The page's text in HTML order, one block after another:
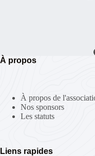
À propos
À propos de
Nos sponsors
Les statuts
Liens rapides